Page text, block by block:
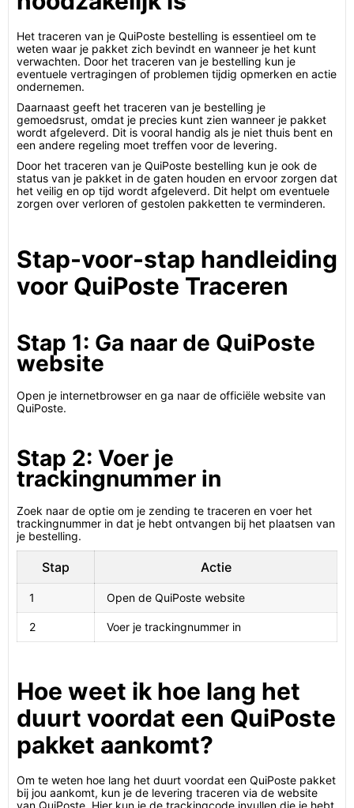
Het traceren van je QuiPoste bestelling is essentieel om te
weten waar je pakket zich bevindt en wanneer je het kunt
verwachten. Door het traceren van je bestelling kun je
eventuele vertragingen of problemen tijdig opmerken en actie
ondernemen.
Daarnaast geeft het traceren van je bestelling je
gemoedsrust, omdat je precies kunt zien wanneer je pakket
wordt afgeleverd. Dit is vooral handig als je niet thuis bent en
een andere regeling moet treffen voor de levering.
Door het traceren van je QuiPoste bestelling kun je ook de
status van je pakket in de gaten houden en ervoor zorgen dat
het veilig en op tijd wordt afgeleverd. Dit helpt om eventuele
zorgen over verloren of gestolen pakketten te verminderen.
Stap-voor-stap handleiding
voor QuiPoste Traceren
Stap 1: Ga naar de QuiPoste
website
Open je internetbrowser en ga naar de officiële website van
QuiPoste.
Stap 2: Voer je
trackingnummer in
Zoek naar de optie om je zending te traceren en voer het
trackingnummer in dat je hebt ontvangen bij het plaatsen van
je bestelling.
Stap Actie
1 Open de QuiPoste website
2 Voer je trackingnummer in
Hoe weet ik hoe lang het
duurt voordat een QuiPoste
pakket aankomt?
Om te weten hoe lang het duurt voordat een QuiPoste pakket
bij jou aankomt, kun je de levering traceren via de website
van QuiPoste. Hier kun je de trackingcode invullen die je hebt